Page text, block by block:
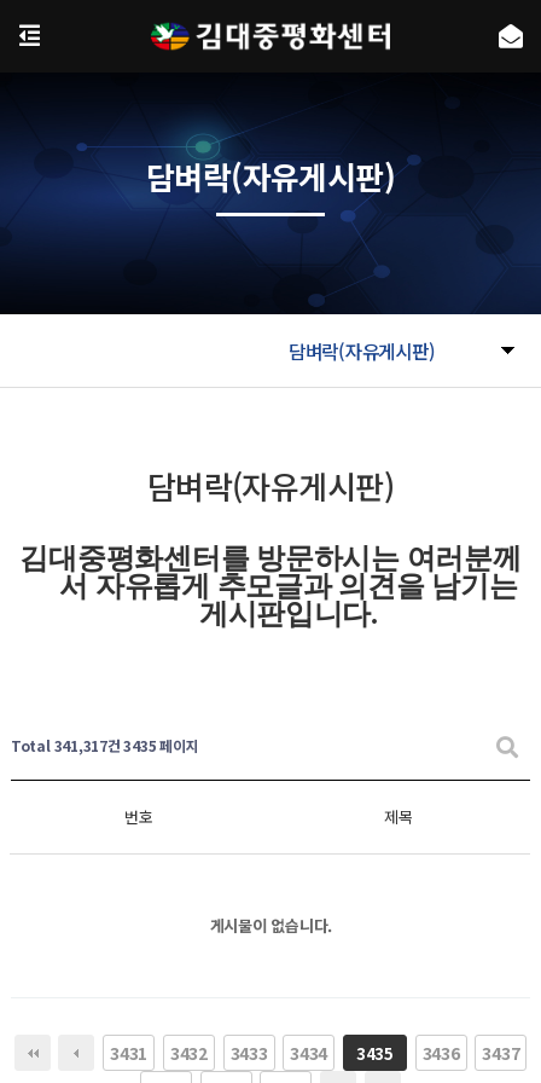
담벼락(자유게시판)
담벼락(자유게시판)
담벼락(자유게시판)
김대중평화센터를 방문하시는 여러분께
서 자유롭게 추모글과의견을 남기는
게시판입니다.
Total 341,317건3435 페이지
번호 제목
게시물이 없습니다.
3431 3432 3433 3434 3435 3436
3437